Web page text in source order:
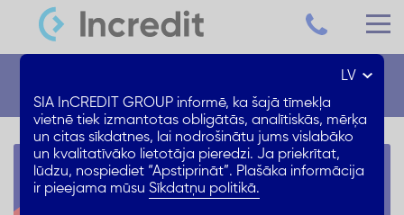
LV
SIA InCREDIT GROUP informē, ka šajā tīmekļa
vietnē tiek izmantotas obligātās, analītiskās, mērķa
un citas sīkdatnes, lai nodrošinātu jums vislabāko
un kvalitatīvāko lietotāja pieredzi. Ja priekrītat,
lūdzu, nospiediet “Apstiprināt”. Plašāka informācija
ir pieejama mūsuSīkdatņu politikā.